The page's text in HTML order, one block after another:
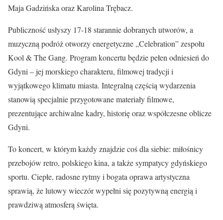
Maja Gadzińska oraz Karolina Trębacz.
Publiczność usłyszy 17-18 starannie dobranych utworów, a
muzyczną podróż otworzy energetyczne „Celebration” zespołu
Kool & The Gang. Program koncertu będzie pełen odniesień do
Gdyni – jej morskiego charakteru, filmowej tradycji i
wyjątkowego klimatu miasta. Integralną częścią wydarzenia
stanowią specjalnie przygotowane materiały filmowe,
prezentujące archiwalne kadry, historię oraz współczesne oblicze
Gdyni.
To koncert, w którym każdy znajdzie coś dla siebie: miłośnicy
przebojów retro, polskiego kina, a także sympatycy gdyńskiego
sportu. Ciepłe, radosne rytmy i bogata oprawa artystyczna
sprawią, że lutowy wieczór wypełni się pozytywną energią i
prawdziwą atmosferą święta.